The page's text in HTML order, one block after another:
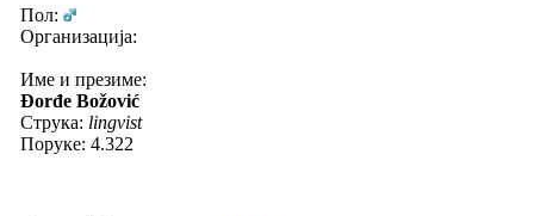
Пол:
Организација:
Име и презиме:
Đorđe Božović
Струка: lingvist
Поруке: 4.322